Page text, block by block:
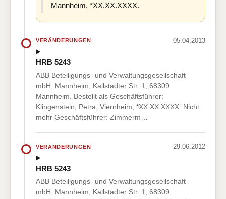
Mannheim, *XX.XX.XXXX.
VERÄNDERUNGEN 05.04.2013
HRB 5243
ABB Beteiligungs- und Verwaltungsgesellschaft
mbH, Mannheim, Kallstadter Str. 1, 68309
Mannheim. Bestellt als Geschäftsführer:
Klingenstein, Petra, Viernheim, *XX.XX.XXXX. Nicht
mehr Geschäftsführer: Zimmerm…
VERÄNDERUNGEN 29.06.2012
HRB 5243
ABB Beteiligungs- und Verwaltungsgesellschaft
mbH, Mannheim, Kallstadter Str. 1, 68309